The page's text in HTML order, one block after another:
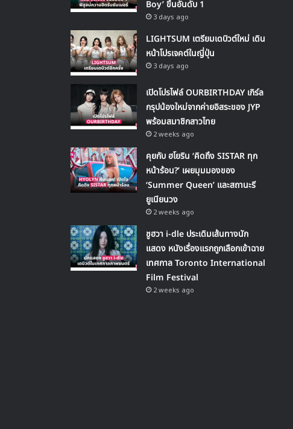
Boy’ ขึ้นอันดับ 1
3 days ago
LIGHTSUM เตรียมเดบิวต์ใหม่ เดิน
หน้าโปรเจคต์ในญี่ปุ่น
3 days ago
เปิดโปรไฟล์ OURBIRTHDAY เกิร์ล
กรุปน้องใหม่จากค่ายอิสระของ JYP
พร้อมสมาชิกสาวไทย
2 weeks ago
คุยกับ ฮโยริน ‘คิดถึง SISTAR ทุก
หน้าร้อน?’ เผยมุมมองของ
‘Summer Queen’ และสถานะรี
ยูเนียนวง
2 weeks ago
ชูฮวา i-dle ประเดิมเส้นทางนัก
แสดง หนังเรื่องแรกถูกเลือกเข้าฉาย
เทศกาล Toronto International
Film Festival
2 weeks ago